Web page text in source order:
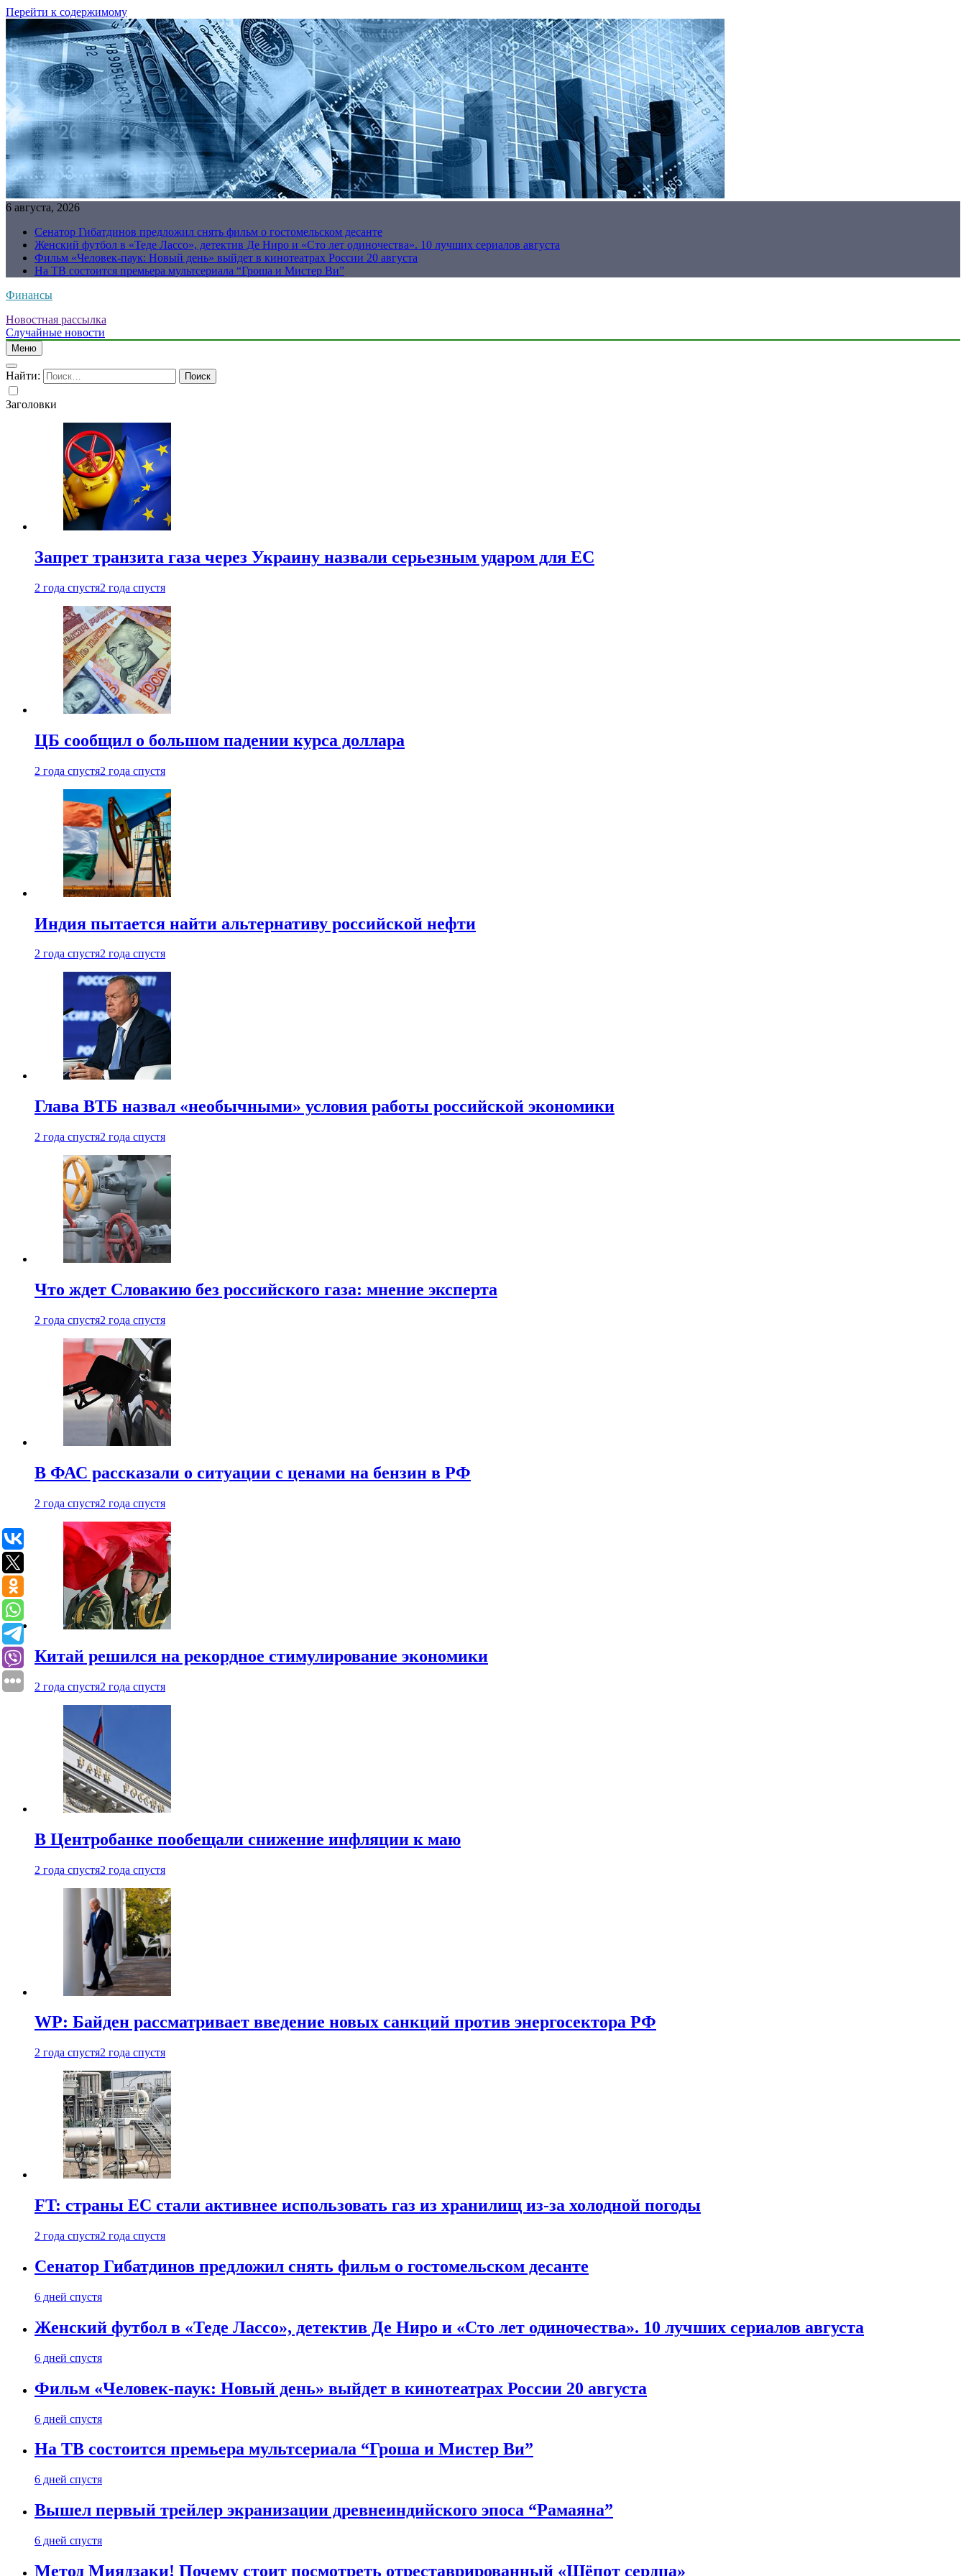
Перейти к содержимому
6 августа, 2026
Сенатор Гибатдинов предложил снять фильм о гостомельском десанте
Женский футбол в «Теде Лассо», детектив Де Ниро и «Сто лет одиночества». 10 лучших сериалов августа
Фильм «Человек-паук: Новый день» выйдет в кинотеатрах России 20 августа
На ТВ состоится премьера мультсериала “Гроша и Мистер Ви”
Финансы
Новостная рассылка
Случайные новости
Меню
Найти:
Заголовки
Запрет транзита газа через Украину назвали серьезным ударом для ЕС
2 года спустя2 года спустя
ЦБ сообщил о большом падении курса доллара
2 года спустя2 года спустя
Индия пытается найти альтернативу российской нефти
2 года спустя2 года спустя
Глава ВТБ назвал «необычными» условия работы российской экономики
2 года спустя2 года спустя
Что ждет Словакию без российского газа: мнение эксперта
2 года спустя2 года спустя
В ФАС рассказали о ситуации с ценами на бензин в РФ
2 года спустя2 года спустя
Китай решился на рекордное стимулирование экономики
2 года спустя2 года спустя
В Центробанке пообещали снижение инфляции к маю
2 года спустя2 года спустя
WP: Байден рассматривает введение новых санкций против энергосектора РФ
2 года спустя2 года спустя
FT: страны ЕС стали активнее использовать газ из хранилищ из-за холодной погоды
2 года спустя2 года спустя
Сенатор Гибатдинов предложил снять фильм о гостомельском десанте
6 дней спустя
Женский футбол в «Теде Лассо», детектив Де Ниро и «Сто лет одиночества». 10 лучших сериалов августа
6 дней спустя
Фильм «Человек-паук: Новый день» выйдет в кинотеатрах России 20 августа
6 дней спустя
На ТВ состоится премьера мультсериала “Гроша и Мистер Ви”
6 дней спустя
Вышел первый трейлер экранизации древнеиндийского эпоса “Рамаяна”
6 дней спустя
Метод Миядзаки! Почему стоит посмотреть отреставрированный «Шёпот сердца»